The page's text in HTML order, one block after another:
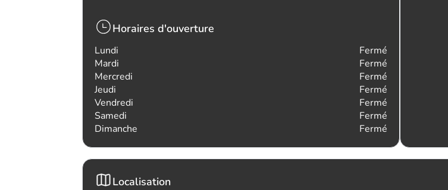
Horaires d'ouverture
Lundi
Fermé
Mardi
Fermé
Mercredi
Fermé
Jeudi
Fermé
Vendredi
Fermé
Samedi
Fermé
Dimanche
Fermé
Localisation